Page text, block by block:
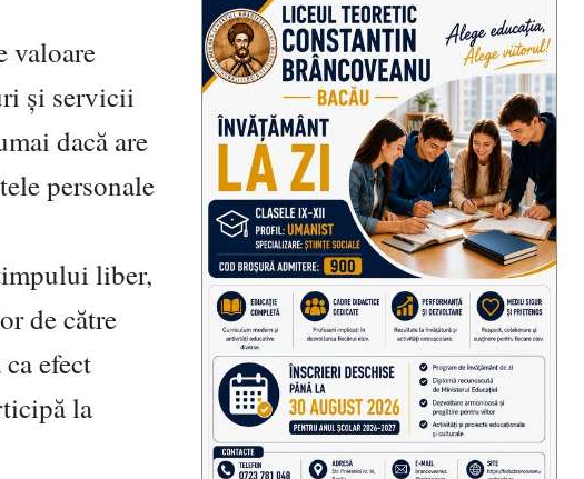
valoare
şi servicii
dacă are
personale
liber,
de către
efect
la